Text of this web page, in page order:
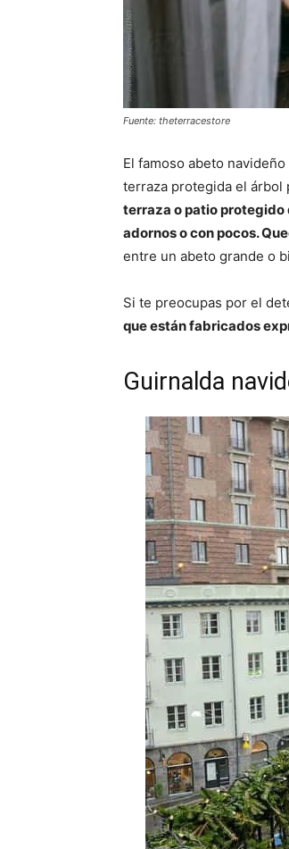
Fuente: theterracestore
El famoso abeto
terraza protegida el árbol
terraza o patio protegido
adornos o con pocos.
entre un abeto grande o
Si te preocupas por el
que están fabricados
Guirnalda